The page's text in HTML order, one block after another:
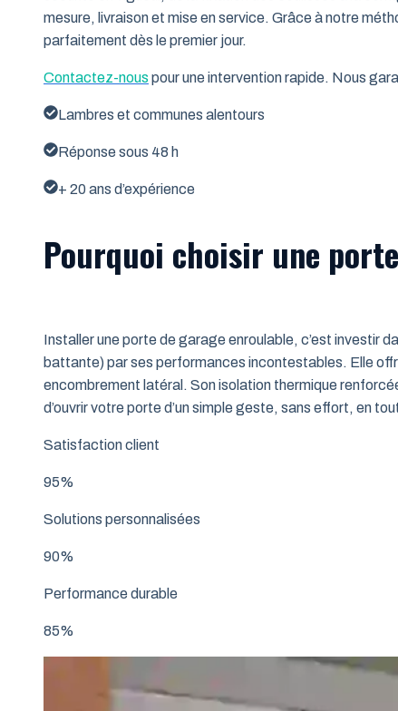
mesure, livraison et mise en service. Grâce à notre
parfaitement dès le premier jour.
Contactez-nous pour une intervention rapide. Nous
Lambres et communes alentours
Réponse sous 48 h
+ 20 ans d’expérience
Pourquoi choisir une
Installer une porte de garage enroulable, c’est investir
battante) par ses performances incontestables. Elle
encombrement latéral. Son isolation thermique
d’ouvrir votre porte d’un simple geste, sans effort, en
Satisfaction client
95%
Solutions personnalisées
90%
Performance durable
85%